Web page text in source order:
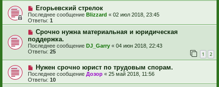
Егорьевский стрелок
Последнее сообщение Blizzard « 02 июл 2018, 23:45
Ответы: 1
Срочно нужна материальная и юридическая
поддержка.
Последнее сообщение DJ_Garry « 04 июн 2018, 22:43
Ответы: 25 1 2
Нужен срочно юрист по трудовым спорам.
Последнее сообщение Дозор « 25 май 2018, 11:56
Ответы: 10